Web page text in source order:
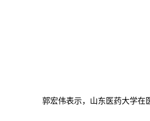
郭宏伟表示，山东医药大学在